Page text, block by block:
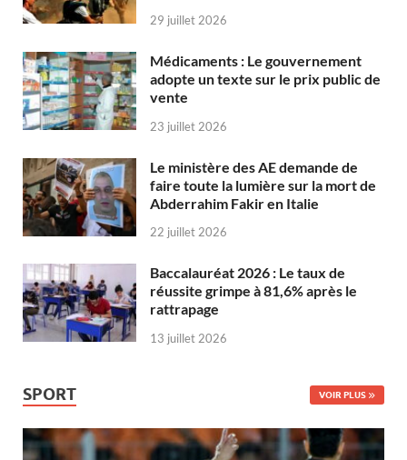
29 juillet 2026
Médicaments : Le gouvernement
adopte un texte sur le prix public de
vente
23 juillet 2026
Le ministère des AE demande de
faire toute la lumière sur la mort de
Abderrahim Fakir en Italie
22 juillet 2026
Baccalauréat 2026 : Le taux de
réussite grimpe à 81,6% après le
rattrapage
13 juillet 2026
SPORT VOIR PLUS